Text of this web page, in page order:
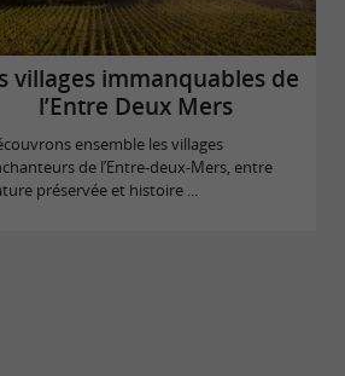
villages immanquables de
l’Entre Deux Mers
ensemble les villages
de l’Entre-deux-Mers, entre
préservée et histoire ...